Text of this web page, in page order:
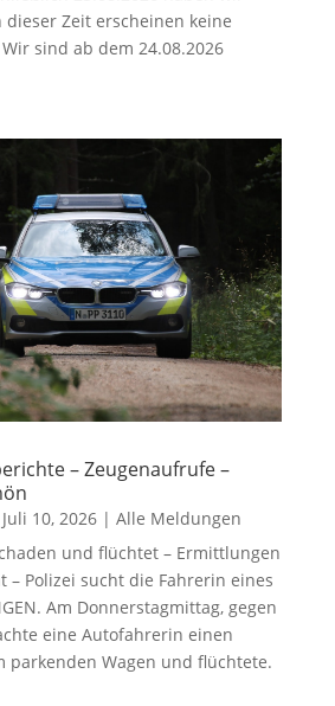
Zeit erscheinen keine
sind ab dem 24.08.2026
– Zeugenaufrufe –
Juli 10, 2026| Alle Meldungen
und flüchtet – Ermittlungen
– Polizei sucht die Fahrerin eines
Am Donnerstagmittag, gegen
eine Autofahrerin einen
parkenden Wagen und flüchtete.